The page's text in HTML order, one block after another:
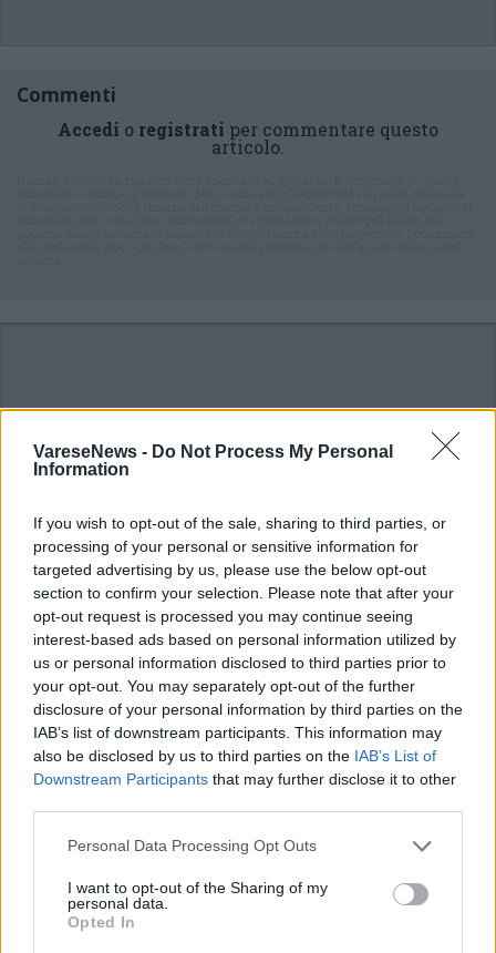
VareseNews - Do Not Process My Personal
Information
If you wish to opt-out of the sale, sharing to third parties, or
processing of your personal or sensitive information for
targeted advertising by us, please use the below opt-out
section to confirm your selection. Please note that after your
opt-out request is processed you may continue seeing
interest-based ads based on personal information utilized by
us or personal information disclosed to third parties prior to
your opt-out. You may separately opt-out of the further
disclosure of your personal information by third parties on the
IAB’s list of downstream participants. This information may
also be disclosed by us to third parties on the IAB’s List of
Downstream Participants that may further disclose it to other
Personal Data Processing Opt Outs
I want to opt-out of the Sharing of my
personal data.
Opted In
Commenti
Accedi o registrati per commentare questo
articolo.
ALTRE NOTIZIE DI COMO